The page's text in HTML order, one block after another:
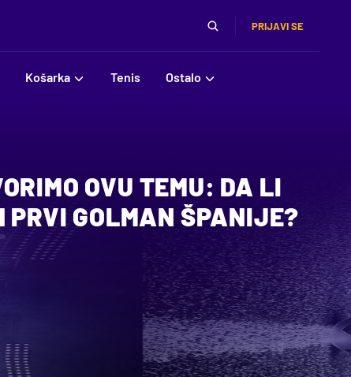
PRIJAVI SE
Košarka Tenis Ostalo
OVU TEMU: DA LI
PRVI GOLMAN ŠPANIJE?